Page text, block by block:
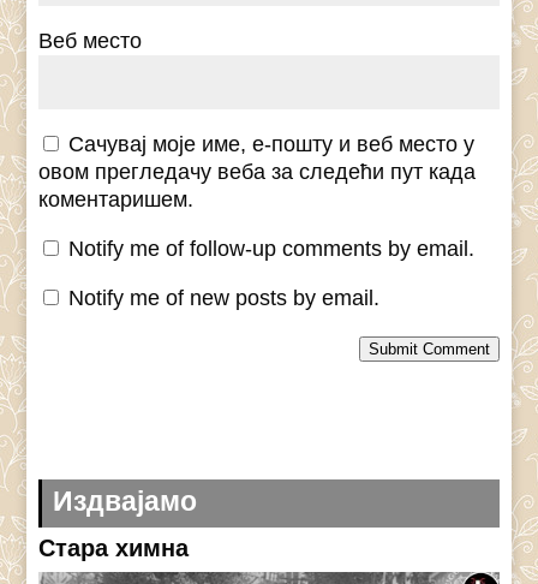
Веб место
Сачувај моје име, е-пошту и веб место у
овом прегледачу веба за следећи пут када
коментаришем.
Notify me of follow-up comments by email.
Notify me of new posts by email.
Submit Comment
Издвајамо
Стара химна